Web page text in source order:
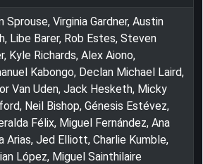
Sprouse, Virginia Gardner, Austin
Libe Barer, Rob Estes, Steven
Kyle Richards, Alex Aiono,
Kabongo, Declan Michael Laird,
Van Uden, Jack Hesketh, Micky
Neil Bishop, Génesis Estévez,
Félix, Miguel Fernández, Ana
Arias, Jed Elliott, Charlie Kumble,
López, Miguel Sainthilaire